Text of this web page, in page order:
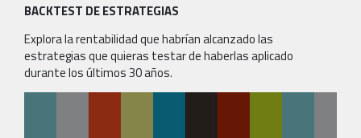
BACKTEST DE ESTRATEGIAS
Explora la rentabilidad que habrían alcanzado las
estrategias que quieras testar de haberlas aplicado
durante los últimos 30 años.